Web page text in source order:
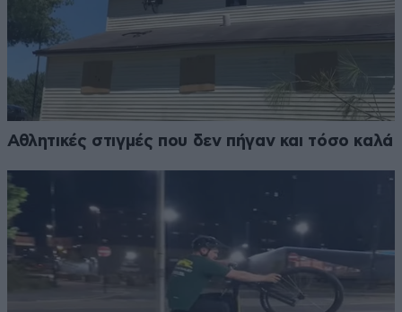
Αθλητικές στιγμές που δεν πήγαν και τόσο καλά